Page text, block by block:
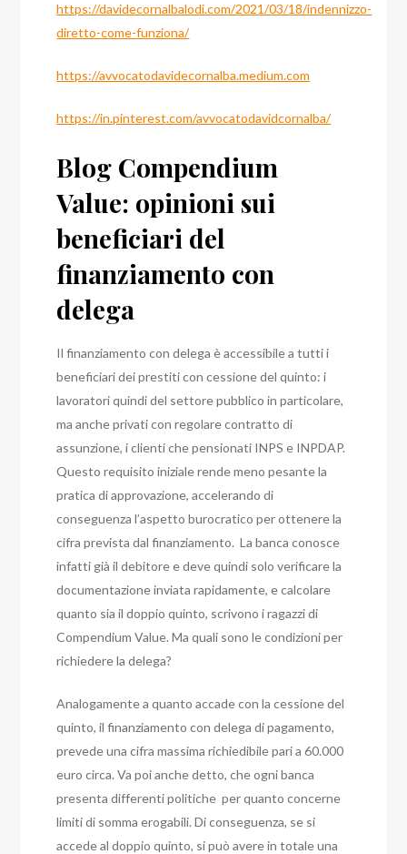
https://davidecornalbalodi.com/2021/03/18/indennizzo-
diretto-come-funziona/
https://avvocatodavidecornalba.medium.com
https://in.pinterest.com/avvocatodavidcornalba/
Blog Compendium
Value: opinioni sui
beneficiari del
finanziamento con
delega
Il finanziamento con delega è accessibile a tutti i
beneficiari dei prestiti con cessione del quinto: i
lavoratori quindi del settore pubblico in particolare,
ma anche privati con regolare contratto di
assunzione, i clienti che pensionati INPS e INPDAP.
Questo requisito iniziale rende meno pesante la
pratica di approvazione, accelerando di
conseguenza l’aspetto burocratico per ottenere la
cifra prevista dal finanziamento. La banca conosce
infatti già il debitore e deve quindi solo verificare la
documentazione inviata rapidamente, e calcolare
quanto sia il doppio quinto, scrivono i ragazzi di
Compendium Value. Ma quali sono le condizioni per
richiedere la delega?
Analogamente a quanto accade con la cessione del
quinto, il finanziamento con delega di pagamento,
prevede una cifra massima richiedibile pari a 60.000
euro circa. Va poi anche detto, che ogni banca
presenta differenti politiche per quanto concerne
limiti di somma erogabili. Di conseguenza, se si
accede al doppio quinto, si può avere in totale una